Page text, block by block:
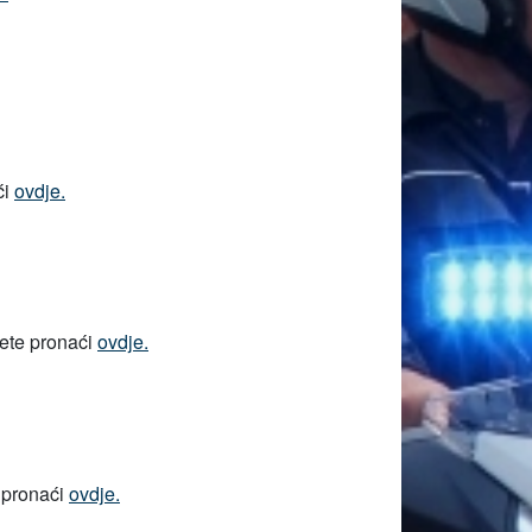
ovdje.
pronaći ovdje.
ovdje.